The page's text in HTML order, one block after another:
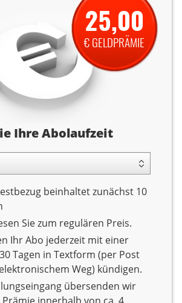
Ihre Abolaufzeit
beinhaltet zunächst 10
Sie zum regulären Preis.
Ihr Abo jederzeit mit einer
Tagen in Textform (per Post
Weg) kündigen.
übersenden wir
innerhalb von ca. 4
25,00
€ GELDPRÄMIE